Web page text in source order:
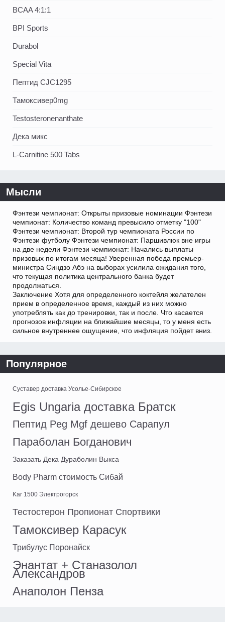
BCAA 4:1:1
BPI Sports
Durabol
Special Vita
Пептид CJC1295
Тамоксивер0mg
Testosteronenanthate
Дека микс
L-Carnitine 500 Tabs
Мысли
Фэнтези чемпионат: Открыты призовые номинации Фэнтези
чемпионат: Количество команд превысило отметку "100"
Фэнтези чемпионат: Второй тур чемпионата России по
Фэнтези футболу Фэнтези чемпионат: Паршивлюк вне игры
на две недели Фэнтези чемпионат: Начались выплаты
призовых по итогам месяца! Уверенная победа премьер-
министра Синдзо Абэ на выборах усилила ожидания того,
что текущая политика центрального банка будет
продолжаться.
Заключение Хотя для определенного коктейля желателен
прием в определенное время, каждый из них можно
употреблять как до тренировки, так и после. Что касается
прогнозов инфляции на ближайшие месяцы, то у меня есть
сильное внутреннее ощущение, что инфляция пойдет вниз.
Популярное
Суставер доставка Усолье-Сибирское
Egis Ungaria доставка Братск
Пептид Peg Mgf дешево Сарапул
Параболан Богданович
Заказать Дека Дураболин Выкса
Body Pharm стоимость Сибай
Kar 1500 Электрогорск
Тестостерон Пропионат Спортвики
Тамоксивер Карасук
Трибулус Поронайск
Энантат + Станазолол
Александров
Анаполон Пенза